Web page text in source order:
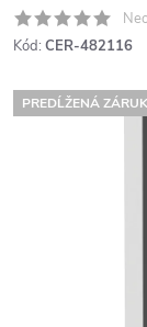
Kód: CER-482116
PREDĹŽENÁ